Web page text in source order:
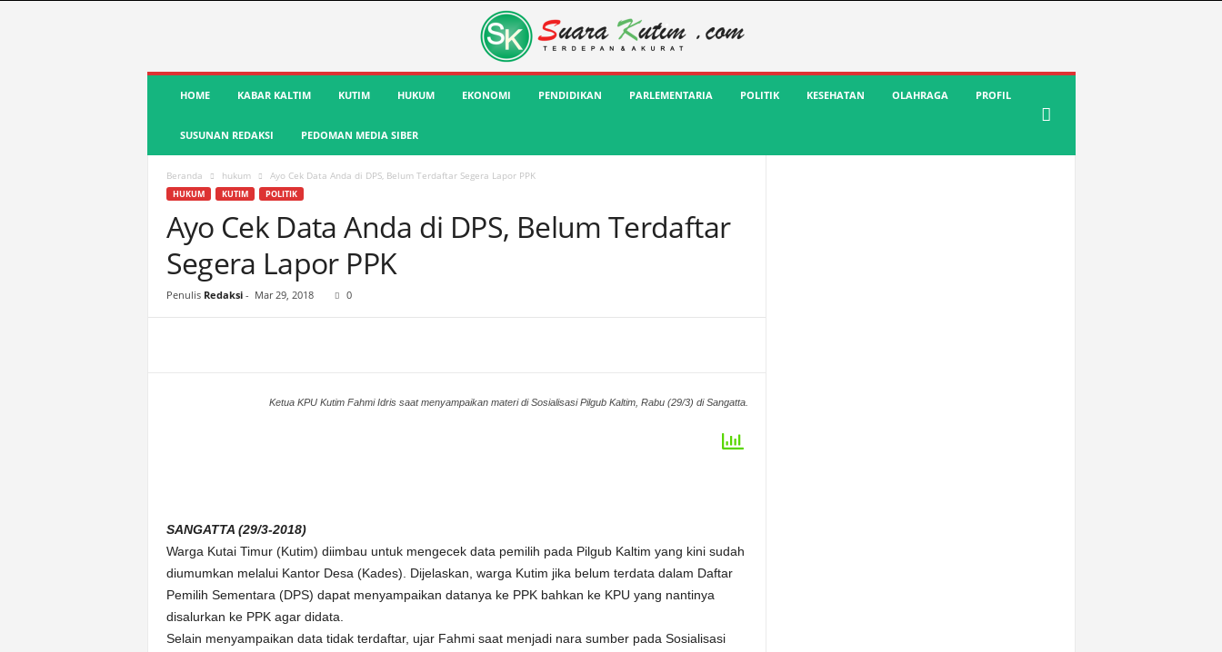
a
HOME KABAR KALTIM KUTIM HUKUM EKONOMI PENDIDIKAN PARLEMENTARIA POLITIK KESEHATAN OLAHRAGA PROFIL
SUSUNAN REDAKSI PEDOMAN MEDIA SIBER
Beranda hukum Ayo Cek Data Anda di DPS, Belum Terdaftar Segera Lapor PPK
HUKUM KUTIM POLITIK
Ayo Cek Data Anda di DPS, Belum Terdaftar
Segera Lapor PPK
Penulis Redaksi- Mar 29, 2018 0
Ketua KPU Kutim Fahmi Idris saat menyampaikan materi di Sosialisasi Pilgub Kaltim, Rabu (29/3) di Sangatta.
SANGATTA (29/3-2018)
Warga Kutai Timur (Kutim) diimbau untuk mengecek data pemilih pada Pilgub Kaltim yang kini sudah
diumumkan melalui Kantor Desa (Kades). Dijelaskan, warga Kutim jika belum terdata dalam Daftar
Pemilih Sementara (DPS) dapat menyampaikan datanya ke PPK bahkan ke KPU yang nantinya
disalurkan ke PPK agar didata.
Selain menyampaikan data tidak terdaftar, ujar Fahmi saat menjadi nara sumber pada Sosialisasi